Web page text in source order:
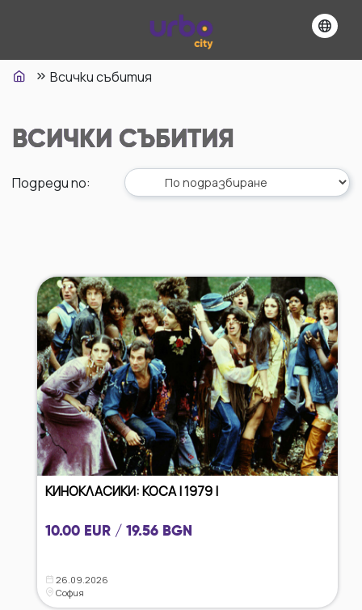
Всички събития
ВСИЧКИ СЪБИТИЯ
Подреди по:
КИНОКЛАСИКИ: КОСА | 1979 |
10.00 EUR / 19.56 BGN
26.09.2026
София